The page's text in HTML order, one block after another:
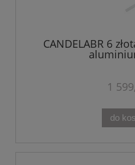
CANDELABR 6
1
do